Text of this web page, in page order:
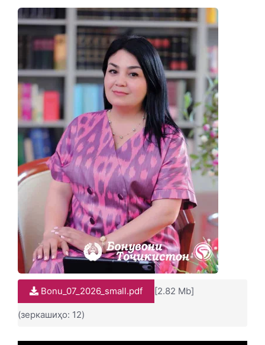
Bonu_07_2026_small.pdf [2.82 Mb]
(зеркашиҳо: 12)